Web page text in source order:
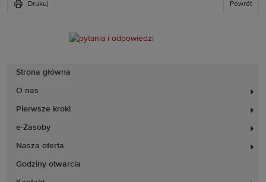
Strona główna
O nas
Pierwsze kroki
e-Zasoby
Nasza oferta
Godziny otwarcia
Drukuj Powrót